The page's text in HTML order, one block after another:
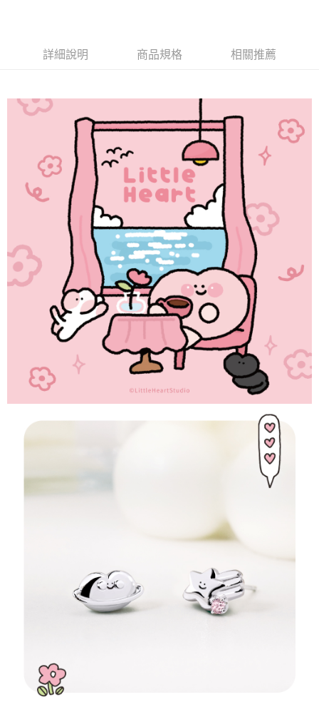
【關於「AFTEE先享後付」】
１．簡單：不需註冊會員、不需綁卡、不需儲值。
２．便利：只要手機號碼，簡訊認證，即可結帳。
３．安心：先確認商品／服務後，再付款。
【「AFTEE先享後付」結帳流程】
１．於結帳方式選擇「AFTEE先享後付」後，將跳轉至「AFTEE先享後付」
結帳頁面，進行簡訊認證並確認金額後，即可完成結帳。
２．訂單成立數日內，您將收到繳費通知簡訊。
３．收到繳費通知簡訊後14天內，點擊此簡訊中的連結，可透過四大超商／
ATM／網路銀行／等多元方式進行付款，方視為交易完成。
※ 請注意：結帳手續完成當下不需立刻繳費，但若您需要取消訂單，請聯絡
購買商品的店家。未經商家同意取消之訂單仍視為有效，需透過AFTEE先享
後付繳納相關費用。
※ 交易是否成功請以「AFTEE先享後付 」之結帳頁面顯示為準，若有關於
是否繳費成功／繳費後需取消欲退款等相關疑問，請聯繫「AFTEE先享後付
客戶支援中心」https://netprotections.freshdesk.com/support/home
【注意事項】
１．透過由恩沛科技股份有限公司提供之「AFTEE先享後付」服務完成之交
易，需依本服務之必要範圍內提供個人資料，並將交易相關給付款項請求債
權轉讓予恩沛科技股份有限公司。
２．關於個人資料處理事宜，請瀏覽以下網址：
https://aftee.tw/terms/#terms3
３．未成年的使用者請事先徵得法定代理人或監護人之同意方可使用
任。
４．使用「AFTEE先享後付」時，將依據個別帳號之用戶狀況，依本公司即
時審查核予不同之上限額度；若仍有額度不足之情形，本公司將視審查結果
５．嚴禁一人註冊多個帳號或使用他人資訊註冊。若發現惡意使用之情形，
恩沛科技股份有限公司將有權停止該用戶之使用額度並採取法律行動。
貨到付款
全家取貨付款
每筆NT$60，滿NT$1,500(含以上)免運費
付款後全家取貨
每筆NT$60，滿NT$1,500(含以上)免運費
7-11取貨付款
每筆NT$60，滿NT$1,500(含以上)免運費
付款後7-11取貨
每筆NT$60，滿NT$1,500(含以上)免運費
每筆NT$60，滿NT$1,500(含以上)免運費
付款後門市自取
免運費
貨到付款
國家/地區配送 查看運費
詳細說明 商品規格 相關推薦